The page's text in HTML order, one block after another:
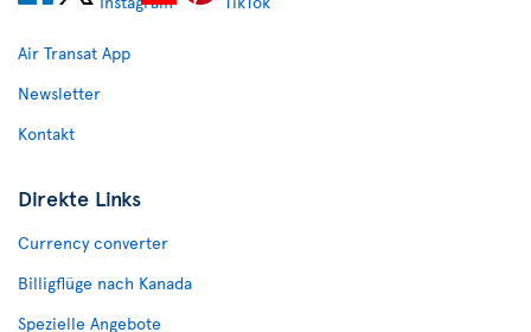
Air Transat App
Newsletter
Kontakt
Direkte Links
Currency converter
Billigflüge nach Kanada
Spezielle Angebote